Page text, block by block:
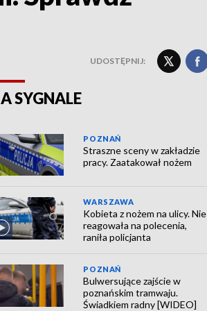
UDOSTĘPNIJ:
SYGNALE
POZNAŃ
Straszne sceny w zakładzie
pracy. Zaatakował nożem
WARSZAWA
Kobieta z nożem na ulicy. Nie
reagowała na polecenia,
raniła policjanta
POZNAŃ
Bulwersujące zajście w
poznańskim tramwaju.
Świadkiem radny [WIDEO]